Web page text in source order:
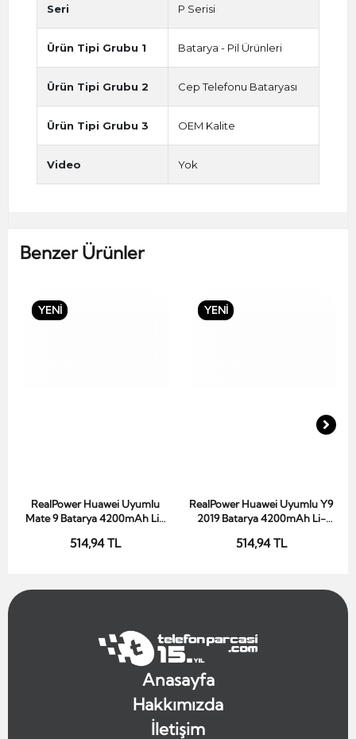
Seri P Serisi
Ürün Tipi Grubu 1 Batarya - Pil Ürünleri
Ürün Tipi Grubu 2 Cep Telefonu Bataryası
Ürün Tipi Grubu 3 OEM Kalite
Video Yok
Benzer Ürünler
YENİ
Sepete Ekle
RealPower Huawei Uyumlu
Mate 9 Batarya 4200mAh Li-
514,94 TL
YENİ
Sepete Ekle
RealPower Huawei Uyumlu Y9
2019 Batarya 4200mAh Li-
514,94 TL
Anasayfa
Hakkımızda
İletişim